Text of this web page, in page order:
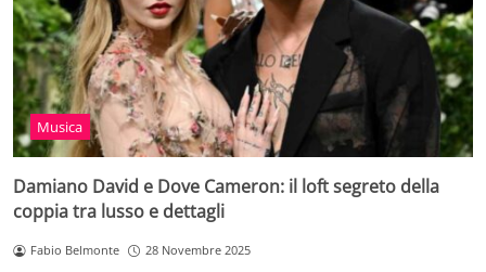
Musica
Damiano David e Dove Cameron: il loft segreto della
coppia tra lusso e dettagli
Fabio Belmonte 28 Novembre 2025